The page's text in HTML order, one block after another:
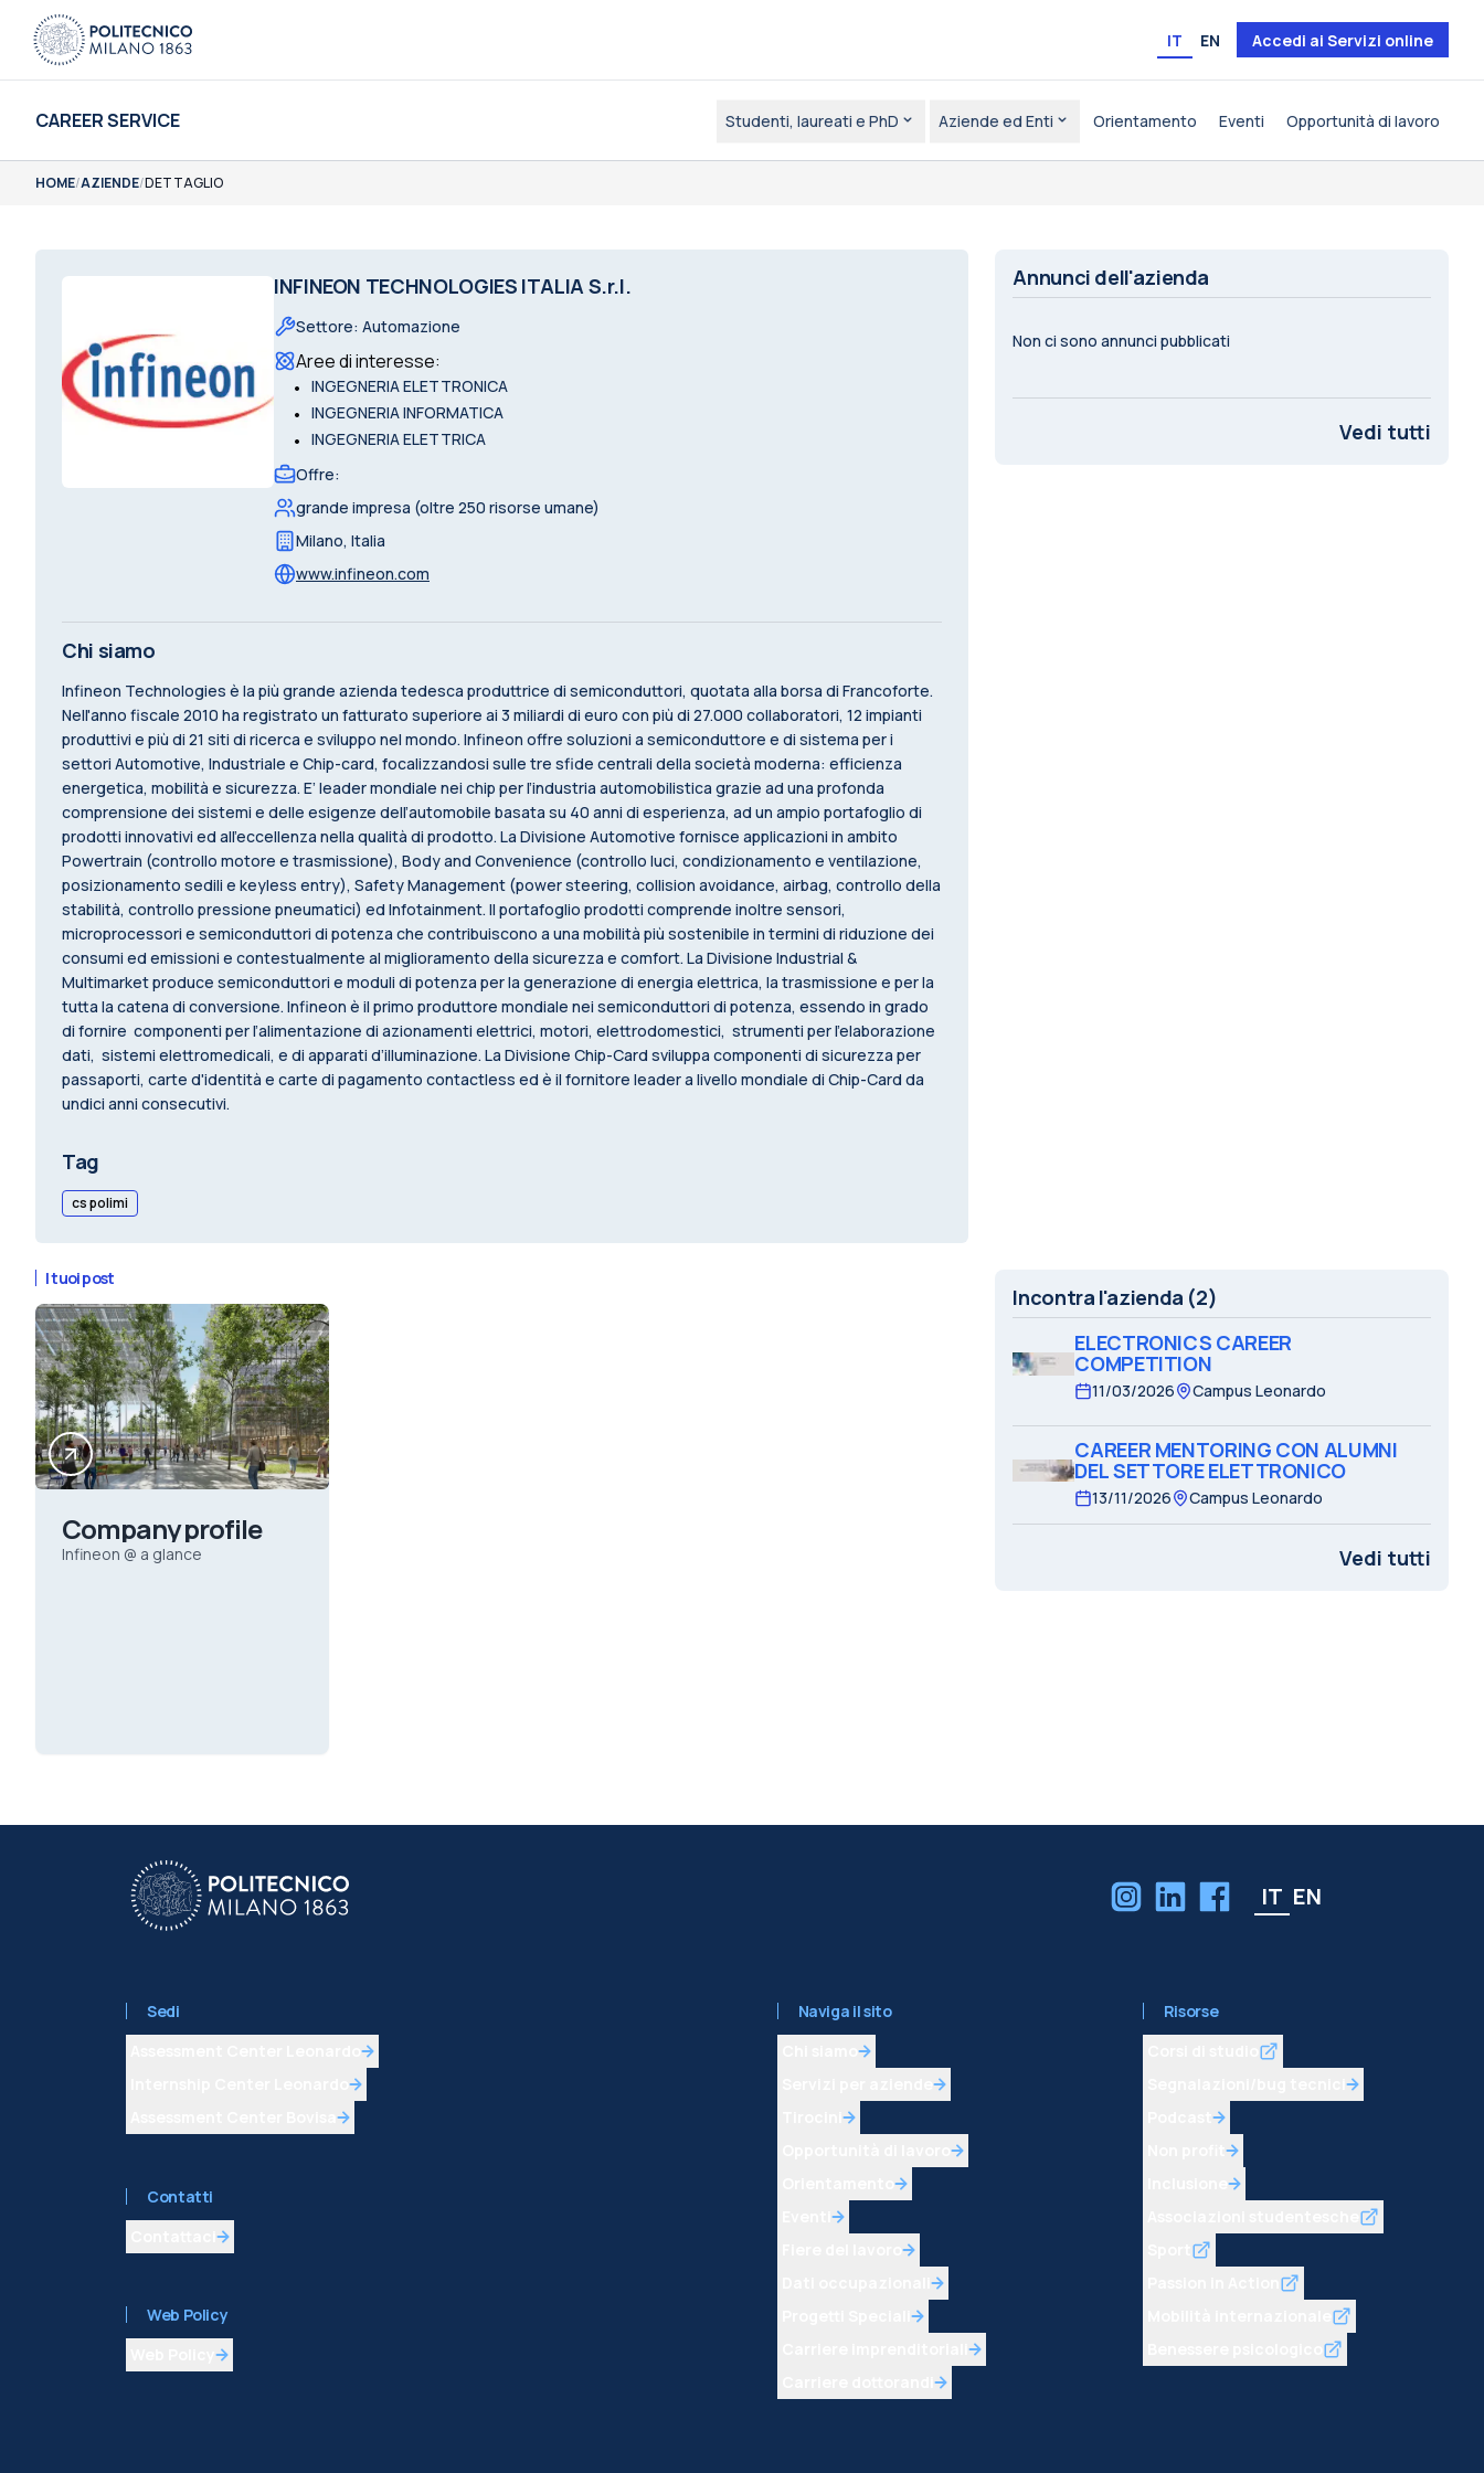
IT EN Accedi ai Servizi online
CAREER SERVICE Studenti, laureati e PhD Aziende ed Enti Orientamento Eventi Opportunità di lavoro
HOME/AZIENDE/DETTAGLIO
INFINEON TECHNOLOGIES ITALIA S.r.l.
Settore: Automazione
Aree di interesse:
• INGEGNERIA ELETTRONICA
• INGEGNERIA INFORMATICA
• INGEGNERIA ELETTRICA
Offre:
grande impresa (oltre 250 risorse umane)
Milano, Italia
www.infineon.com
Chi siamo
Infineon Technologies è la più grande azienda tedesca produttrice di semiconduttori, quotata alla borsa di Francoforte.
Nell'anno fiscale 2010 ha registrato un fatturato superiore ai 3 miliardi di euro con più di 27.000 collaboratori, 12 impianti
produttivi e più di 21 siti di ricerca e sviluppo nel mondo. Infineon offre soluzioni a semiconduttore e di sistema per i
settori Automotive, Industriale e Chip-card, focalizzandosi sulle tre sfide centrali della società moderna: efficienza
energetica, mobilità e sicurezza. E’ leader mondiale nei chip per l’industria automobilistica grazie ad una profonda
comprensione dei sistemi e delle esigenze dell’automobile basata su 40 anni di esperienza, ad un ampio portafoglio di
prodotti innovativi ed all’eccellenza nella qualità di prodotto. La Divisione Automotive fornisce applicazioni in ambito
Powertrain (controllo motore e trasmissione), Body and Convenience (controllo luci, condizionamento e ventilazione,
posizionamento sedili e keyless entry), Safety Management (power steering, collision avoidance, airbag, controllo della
stabilità, controllo pressione pneumatici) ed Infotainment. Il portafoglio prodotti comprende inoltre sensori,
microprocessori e semiconduttori di potenza che contribuiscono a una mobilità più sostenibile in termini di riduzione dei
consumi ed emissioni e contestualmente al miglioramento della sicurezza e comfort. La Divisione Industrial &
Multimarket produce semiconduttori e moduli di potenza per la generazione di energia elettrica, la trasmissione e per la
tutta la catena di conversione. Infineon è il primo produttore mondiale nei semiconduttori di potenza, essendo in grado
di fornire componenti per l’alimentazione di azionamenti elettrici, motori, elettrodomestici, strumenti per l’elaborazione
dati, sistemi elettromedicali, e di apparati d’illuminazione. La Divisione Chip-Card sviluppa componenti di sicurezza per
passaporti, carte d'identità e carte di pagamento contactless ed è il fornitore leader a livello mondiale di Chip-Card da
undici anni consecutivi.
Tag
cs polimi
Annunci dell'azienda
Non ci sono annunci pubblicati
Vedi tutti
I tuoi post
Company profile
Infineon @ a glance
Incontra l'azienda (2)
ELECTRONICS CAREER
COMPETITION
11/03/2026 Campus Leonardo
CAREER MENTORING CON ALUMNI
DEL SETTORE ELETTRONICO
13/11/2026 Campus Leonardo
Vedi tutti
IT EN
Sedi
Contatti
Web Policy
Naviga il sito
Risorse